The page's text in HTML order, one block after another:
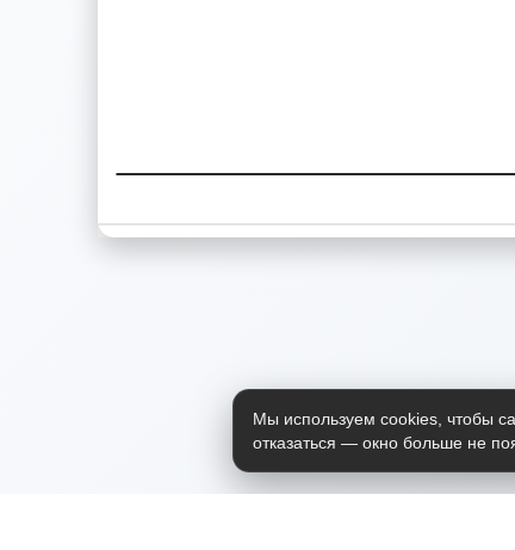
Мы используем cookies, чтобы
отказаться — окно больше не